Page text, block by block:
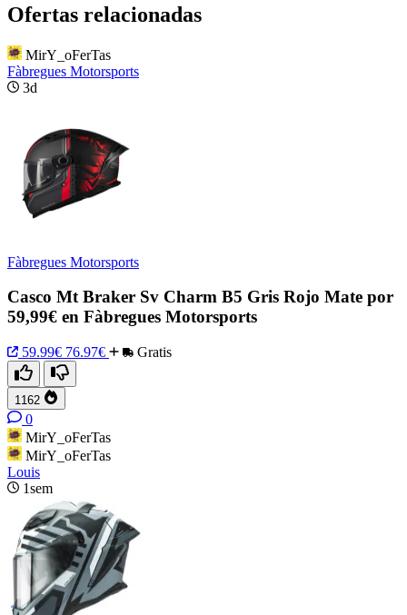
Ofertas relacionadas
MirY_oFerTas
Fàbregues Motorsports
3d
Fàbregues Motorsports
Casco Mt Braker Sv Charm B5 Gris Rojo Mate por
59,99€ en Fàbregues Motorsports
59.99€ 76.97€ Gratis
1162
0
MirY_oFerTas
MirY_oFerTas
Louis
1sem